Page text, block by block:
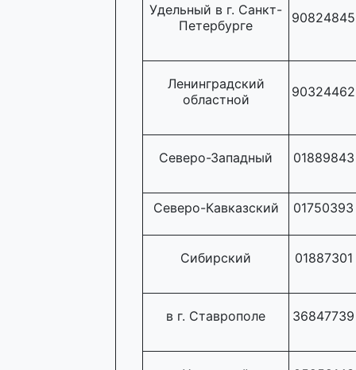
Удельный в г. Санкт-
Петербурге
90824845
Ленинградский
областной
90324462
Северо-Западный 01889843
Северо-Кавказский 01750393
Сибирский 01887301
в г. Ставрополе 36847739